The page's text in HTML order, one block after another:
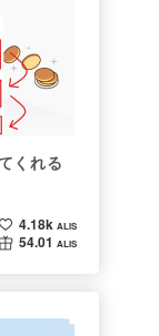
くれる
4.18k ALIS
54.01 ALIS